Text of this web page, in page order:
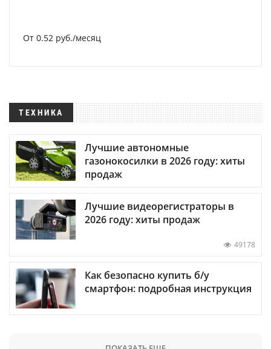
От 0.52 руб./месяц
ТЕХНИКА
Лучшие автономные
газонокосилки в 2026 году: хиты
продаж
Лучшие видеорегистраторы в
2026 году: хиты продаж
49178
Как безопасно купить б/у
смартфон: подробная инструкция